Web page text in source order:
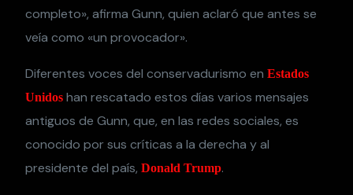
completo», afirma Gunn, quien aclaró que antes se
veía como «un provocador».
Diferentes voces del conservadurismo enEstados
Unidos han rescatado estos días varios mensajes
antiguos de Gunn, que, en las redes sociales, es
conocido por sus críticas a la derecha y al
presidente del país,Donald Trump.